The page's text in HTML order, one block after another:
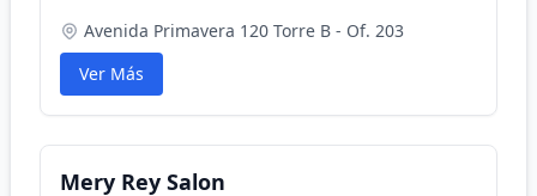
Avenida Primavera 120 Torre B - Of. 203
Ver Más
Mery Rey Salon